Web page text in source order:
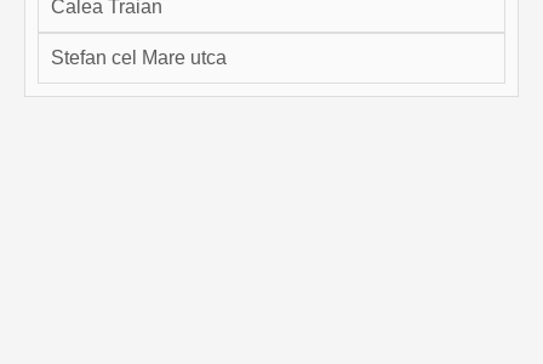
Calea Traian
Stefan cel Mare utca